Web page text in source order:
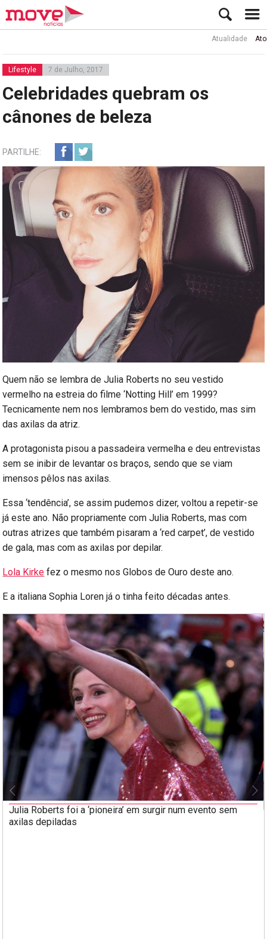
Atualidade Ator Rui
Lifestyle 7 de Julho, 2017
Celebridades quebram os
cânones de beleza
PARTILHE:
Quem não se lembra de Julia Roberts no seu vestido
vermelho na estreia do filme ‘Notting Hill’ em 1999?
Tecnicamente nem nos lembramos bem do vestido, mas sim
das axilas da atriz.
A protagonista pisou a passadeira vermelha e deu entrevistas
sem se inibir de levantar os braços, sendo que se viam
imensos pêlos nas axilas.
Essa ‘tendência’, se assim pudemos dizer, voltou a repetir-se
já este ano. Não propriamente com Julia Roberts, mas com
outras atrizes que também pisaram a ‘red carpet’, de vestido
de gala, mas com as axilas por depilar.
Lola Kirke fez o mesmo nos Globos de Ouro deste ano.
E a italiana Sophia Loren já o tinha feito décadas antes.
Julia Roberts foi a ‘pioneira’ em surgir num evento sem
axilas depiladas